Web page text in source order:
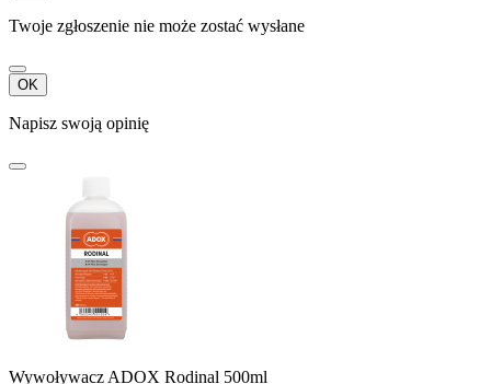
Twoje zgłoszenie nie może zostać wysłane
OK
Napisz swoją opinię
Wywoływacz ADOX Rodinal 500ml